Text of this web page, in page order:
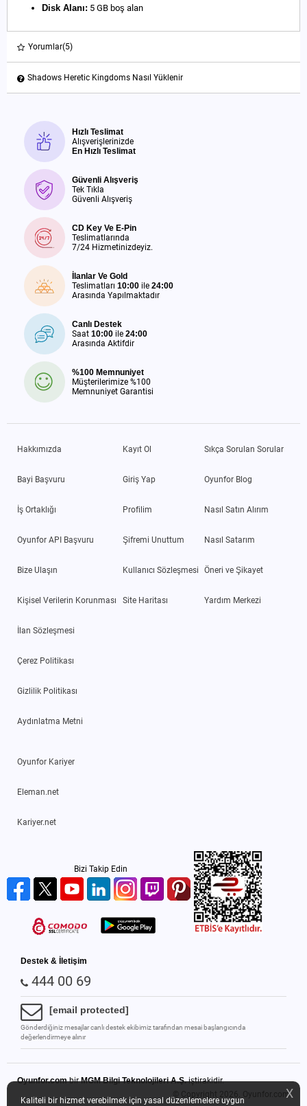
X
Kaliteli bir hizmet verebilmek için yasal düzenlemelere uygun
Disk Alanı: 5 GB boş alan
Yorumlar(5)
Shadows Heretic Kingdoms Nasıl Yüklenir
Hızlı Teslimat
Alışverişlerinizde
En Hızlı Teslimat
Güvenli Alışveriş
Tek Tıkla
Güvenli Alışveriş
CD Key Ve E-Pin
Teslimatlarında
7/24 Hizmetinizdeyiz.
İlanlar Ve Gold
Teslimatları 10:00 ile 24:00
Arasında Yapılmaktadır
Canlı Destek
Saat 10:00 ile 24:00
Arasında Aktifdir
%100 Memnuniyet
Müşterilerimize %100
Memnuniyet Garantisi
Hakkımızda
Bayi Başvuru
İş Ortaklığı
Oyunfor API Başvuru
Bize Ulaşın
Kişisel Verilerin Korunması
İlan Sözleşmesi
Çerez Politikası
Gizlilik Politikası
Aydınlatma Metni
Kayıt Ol
Giriş Yap
Profilim
Şifremi Unuttum
Kullanıcı Sözleşmesi
Site Haritası
Sıkça Sorulan Sorular
Oyunfor Blog
Nasıl Satın Alırım
Nasıl Satarım
Öneri ve Şikayet
Yardım Merkezi
Oyunfor Kariyer
Eleman.net
Kariyer.net
Bizi Takip Edin
Destek & İletişim
444 00 69
[email protected]
Gönderdiğiniz mesajlar canlı destek ekibimiz tarafından mesai başlangıcında
değerlendirmeye alınır
Oyunfor.combirMGM Bilgi Teknolojileri A.Ş.iştirakidir.
© Copyright 2026.
Oyunfor.com